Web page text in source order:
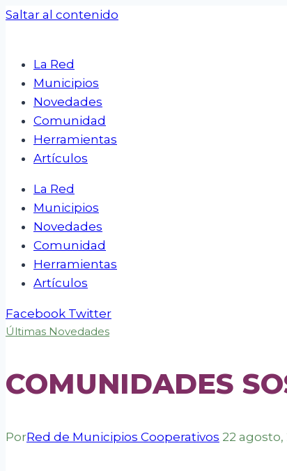
Saltar al contenido
La Red
Municipios
Novedades
Comunidad
Herramientas
Artículos
La Red
Municipios
Novedades
Comunidad
Herramientas
Artículos
Facebook Twitter
Últimas Novedades
COMUNIDADES
PorRed de Municipios Cooperativos 22 agosto,